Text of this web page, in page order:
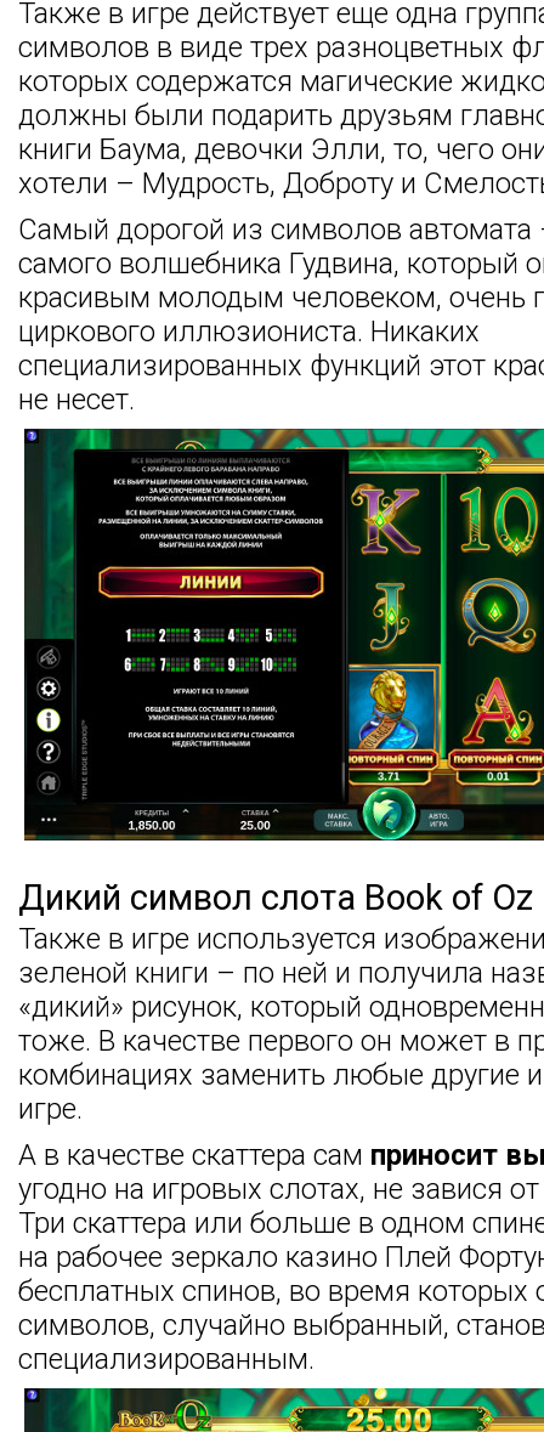
Также в игре действует еще одна
символов в виде трех разноцветных
которых содержатся магические
должны были подарить друзьям
книги Баума, девочки Элли, то, чего
хотели – Мудрость, Доброту и
Самый дорогой из символов автомата
самого волшебника Гудвина, который
красивым молодым человеком, очень
циркового иллюзиониста. Никаких
специализированных функций этот
не несет.
Дикий символ слота Book of Oz
Также в игре используется
зеленой книги – по ней и получила
«дикий» рисунок, который
тоже. В качестве первого он может в
комбинациях заменить любые другие
игре.
А в качестве скаттера сам приносит
угодно на игровых слотах, не завися
Три скаттера или больше в одном
на рабочее зеркало казино Плей
бесплатных спинов, во время которых
символов, случайно выбранный,
специализированным.